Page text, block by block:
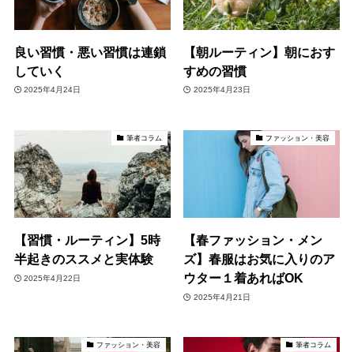
良い習慣・悪い習慣は連鎖
していく
2025年4月24日
【朝ルーティン】朝におす
すめの習慣
2025年4月23日
筆者コラム
【習慣・ルーティン】5時
半起きのススメと実体験
2025年4月22日
ファッション・美容
【春ファッション・メン
ズ】春服はお気に入りのア
ウター１着あればOK
2025年4月21日
ファッション・美容 筆者コラム